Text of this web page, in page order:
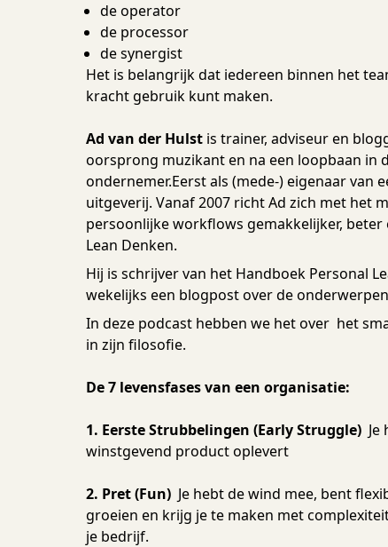
de operator
de processor
de synergist
Het is belangrijk dat iedereen binnen het
kracht gebruik kunt maken.
Ad van der Hulst is trainer, adviseur en
oorsprong muzikant en na een loopbaan in
ondernemer.Eerst als (mede-) eigenaar van
uitgeverij. Vanaf 2007 richt Ad zich met het
persoonlijke workflows gemakkelijker,
Lean Denken.
Hij is schrijver van het Handboek Personal
wekelijks een blogpost over de
In deze podcast hebben we het over het
in zijn filosofie.
De 7 levensfases van een organisatie:
1. Eerste Strubbelingen (Early Struggle)
winstgevend product oplevert
2. Pret (Fun) Je hebt de wind mee, bent
groeien en krijg je te maken met
je bedrijf.